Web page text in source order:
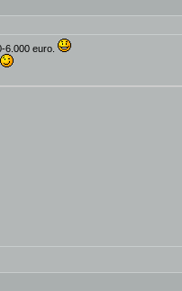
6.000 euro.